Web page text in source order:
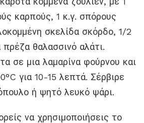
καρπούς, 1 κ.γ. σπόρους
σκελίδα σκόρδο, 1/2
πρέζα θαλασσινό αλάτι.
σε μια λαμαρίνα φούρνου και
για 10-15 λεπτά. Σέρβιρε
ή ψητό λευκό ψάρι.
να χρησιμοποιήσεις το